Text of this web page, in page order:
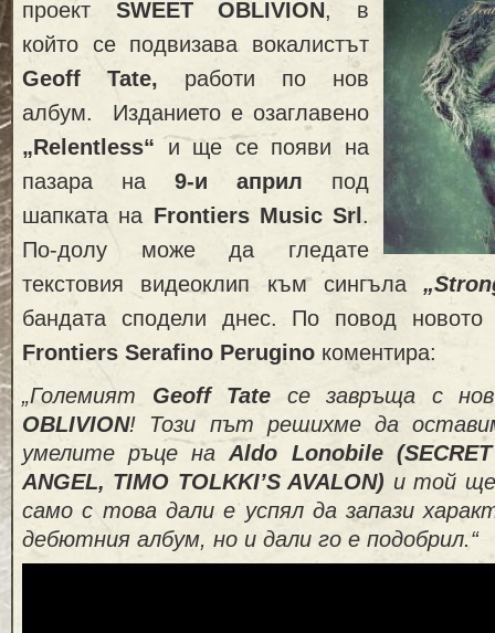
проект SWEET OBLIVION, в
който се подвизава вокалистът
Geoff Tate, работи по нов
албум. Изданието е озаглавено
„Relentless“ и ще се появи на
пазара на 9-и април под
шапката на Frontiers Music Srl .
По-долу може да гледате
текстовия видеоклип към сингъла
бандата сподели днес. По повод новото
Frontiers Serafino Perugino коментира:
„Големият Geoff Tate се завръща с
OBLIVION! Този път решихме да
умелите ръце наAldo Lonobile (SECRET
ANGEL, TIMO TOLKKI’S AVALON) и той ще
само с това дали е успял да запази
дебютния албум, но и дали го е подобрил.“